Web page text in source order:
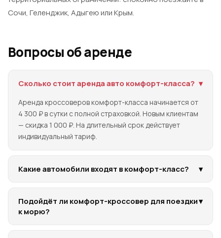
Сочи, Геленджик, Адыгею или Крым.
Вопросы об аренде
Сколько стоит аренда авто комфорт-класса? ▾
Аренда кроссоверов комфорт-класса начинается от
4 300 ₽ в сутки с полной страховкой. Новым клиентам
— скидка 1 000 ₽. На длительный срок действует
индивидуальный тариф.
Какие автомобили входят в комфорт-класс? ▾
Подойдёт ли комфорт-кроссовер для поездки
к морю?
▾